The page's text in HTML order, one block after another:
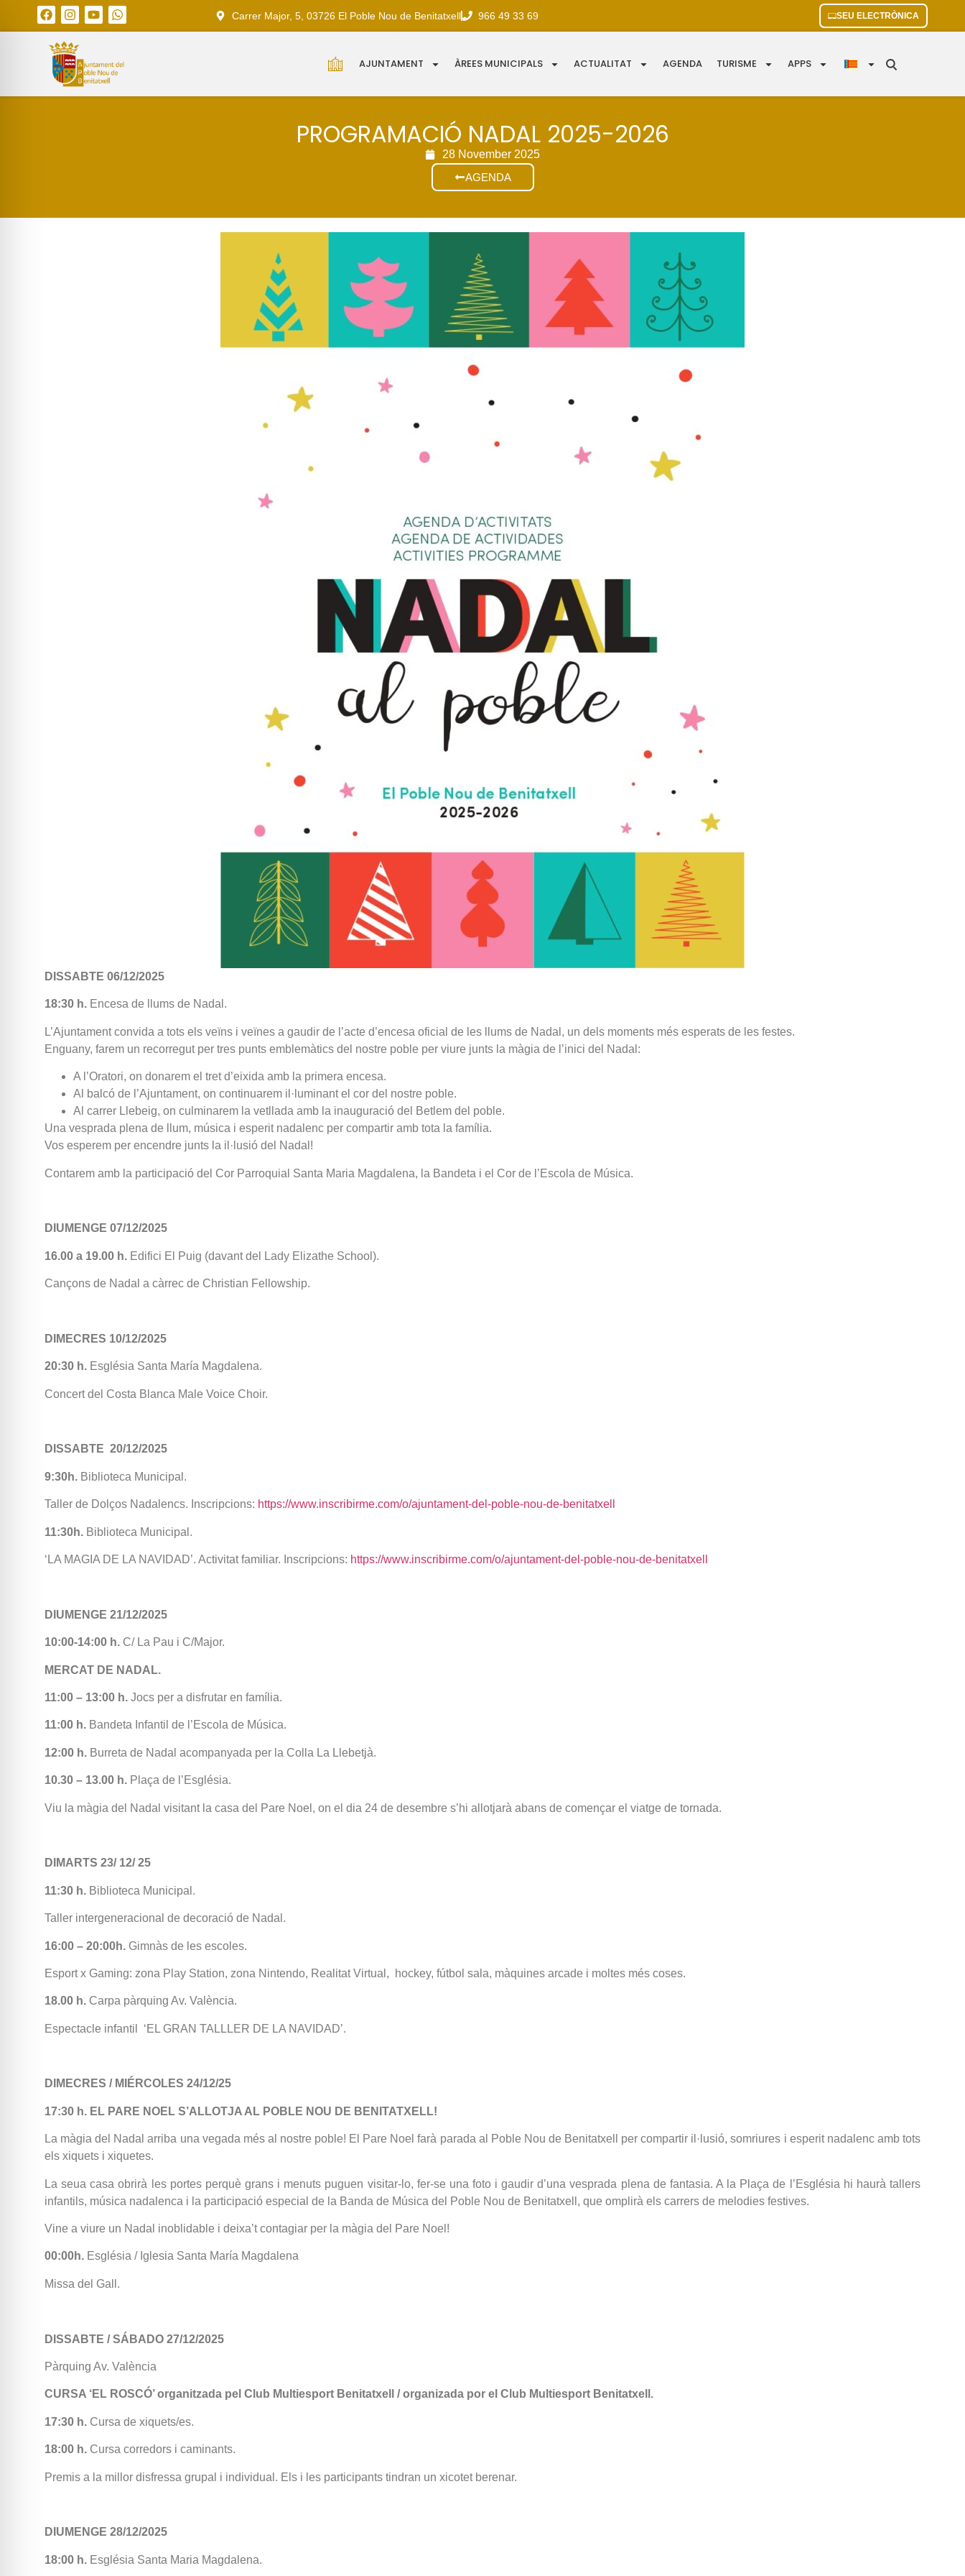
Carrer Major, 5, 03726 El Poble Nou de Benitatxell 966 49 33 69 SEU ELECTRÒNICA
AJUNTAMENT ÀREES MUNICIPALS ACTUALITAT AGENDA TURISME APPS
PROGRAMACIÓ NADAL 2025-2026
28 November 2025
AGENDA
DISSABTE 06/12/2025
18:30 h. Encesa de llums de Nadal.
L’Ajuntament convida a tots els veïns i veïnes a gaudir de l’acte d’encesa oficial de les llums de Nadal, un dels moments més esperats de les festes.
Enguany, farem un recorregut per tres punts emblemàtics del nostre poble per viure junts la màgia de l’inici del Nadal:
A l’Oratori, on donarem el tret d’eixida amb la primera encesa.
Al balcó de l’Ajuntament, on continuarem il·luminant el cor del nostre poble.
Al carrer Llebeig, on culminarem la vetllada amb la inauguració del Betlem del poble.
Una vesprada plena de llum, música i esperit nadalenc per compartir amb tota la família.
Vos esperem per encendre junts la il·lusió del Nadal!
Contarem amb la participació del Cor Parroquial Santa Maria Magdalena, la Bandeta i el Cor de l’Escola de Música.
DIUMENGE 07/12/2025
16.00 a 19.00 h. Edifici El Puig (davant del Lady Elizathe School).
Cançons de Nadal a càrrec de Christian Fellowship.
DIMECRES 10/12/2025
20:30 h. Església Santa María Magdalena.
Concert del Costa Blanca Male Voice Choir.
DISSABTE 20/12/2025
9:30h. Biblioteca Municipal.
Taller de Dolços Nadalencs. Inscripcions: https://www.inscribirme.com/o/ajuntament-del-poble-nou-de-benitatxell
11:30h. Biblioteca Municipal.
‘LA MAGIA DE LA NAVIDAD’. Activitat familiar. Inscripcions: https://www.inscribirme.com/o/ajuntament-del-poble-nou-de-benitatxell
DIUMENGE 21/12/2025
10:00-14:00 h. C/ La Pau i C/Major.
MERCAT DE NADAL.
11:00 – 13:00 h. Jocs per a disfrutar en família.
11:00 h. Bandeta Infantil de l’Escola de Música.
12:00 h. Burreta de Nadal acompanyada per la Colla La Llebetjà.
10.30 – 13.00 h. Plaça de l’Església.
Viu la màgia del Nadal visitant la casa del Pare Noel, on el dia 24 de desembre s’hi allotjarà abans de començar el viatge de tornada.
DIMARTS 23/ 12/ 25
11:30 h. Biblioteca Municipal.
Taller intergeneracional de decoració de Nadal.
16:00 – 20:00h. Gimnàs de les escoles.
Esport x Gaming: zona Play Station, zona Nintendo, Realitat Virtual, hockey, fútbol sala, màquines arcade i moltes més coses.
18.00 h. Carpa pàrquing Av. València.
Espectacle infantil ‘EL GRAN TALLLER DE LA NAVIDAD’.
DIMECRES / MIÉRCOLES 24/12/25
17:30 h. EL PARE NOEL S’ALLOTJA AL POBLE NOU DE BENITATXELL!
La màgia del Nadal arriba una vegada més al nostre poble! El Pare Noel farà parada al Poble Nou de Benitatxell per compartir il·lusió, somriures i esperit nadalenc amb tots
els xiquets i xiquetes.
La seua casa obrirà les portes perquè grans i menuts puguen visitar-lo, fer-se una foto i gaudir d’una vesprada plena de fantasia. A la Plaça de l’Església hi haurà tallers
infantils, música nadalenca i la participació especial de la Banda de Música del Poble Nou de Benitatxell, que omplirà els carrers de melodies festives.
Vine a viure un Nadal inoblidable i deixa’t contagiar per la màgia del Pare Noel!
00:00h. Església / Iglesia Santa María Magdalena
Missa del Gall.
DISSABTE / SÁBADO 27/12/2025
Pàrquing Av. València
CURSA ‘EL ROSCÓ’ organitzada pel Club Multiesport Benitatxell / organizada por el Club Multiesport Benitatxell.
17:30 h. Cursa de xiquets/es.
18:00 h. Cursa corredors i caminants.
Premis a la millor disfressa grupal i individual. Els i les participants tindran un xicotet berenar.
DIUMENGE 28/12/2025
18:00 h. Església Santa Maria Magdalena.